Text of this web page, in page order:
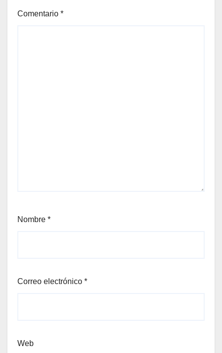
Comentario *
Nombre *
Correo electrónico *
Web